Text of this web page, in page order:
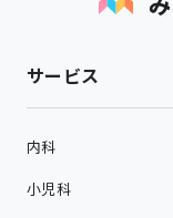
サービス
内科
小児科